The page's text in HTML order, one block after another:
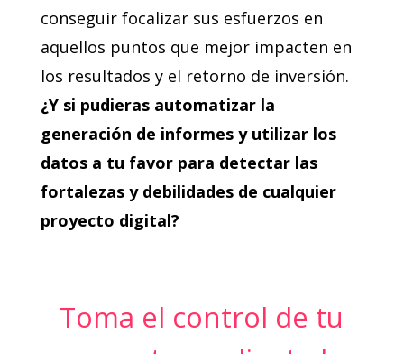
conseguir focalizar sus esfuerzos en
aquellos puntos que mejor impacten en
los resultados y el retorno de inversión.
¿Y si pudieras automatizar la
generación de informes y utilizar los
datos a tu favor para detectar las
fortalezas y debilidades de cualquier
proyecto digital?
Toma el control de tu